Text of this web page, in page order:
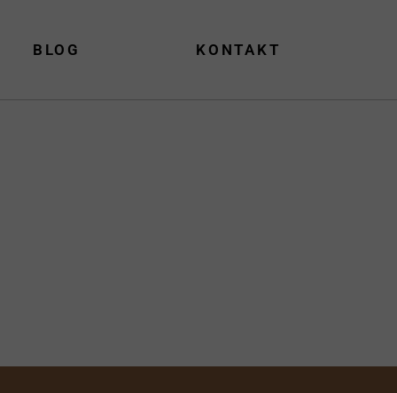
BLOG KONTAKT